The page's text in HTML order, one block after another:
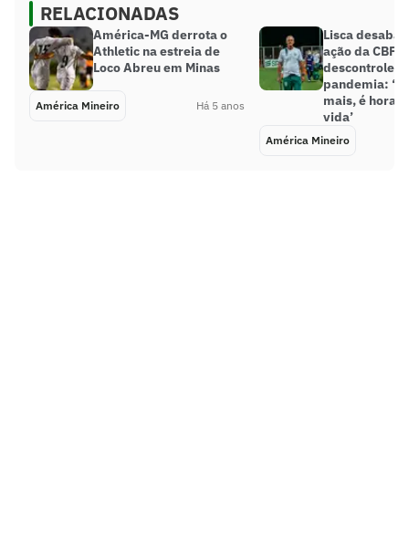
RELACIONADAS
América-MG derrota o
Athletic na estreia de
Loco Abreu em Minas
América Mineiro Há 5 anos
Lisca
ação da CBF
descontrole
pandemia:
mais, é hora
vida’
América Mineiro